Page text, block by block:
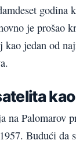
godina
je prošao
kao jedan od
na Palomarov
Budući da